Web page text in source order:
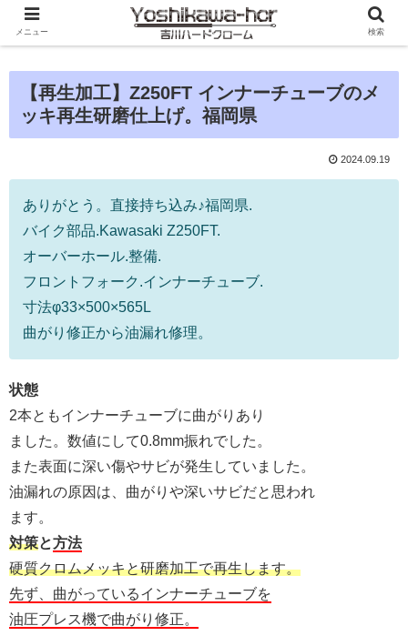
【再生加工】Z250FT インナーチューブのメ
ッキ再生研磨仕上げ。福岡県
2024.09.19
ありがとう。直接持ち込み♪福岡県.
バイク部品.Kawasaki Z250FT.
オーバーホール.整備.
フロントフォーク.インナーチューブ.
寸法φ33×500×565L
曲がり修正から油漏れ修理。
状態
2本ともインナーチューブに曲がりあり
ました。数値にして0.8mm振れでした。
また表面に深い傷やサビが発生していました。
油漏れの原因は、曲がりや深いサビだと思われ
ます。
対策と方法
硬質クロムメッキと研磨加工で再生します。
先ず、曲がっているインナーチューブを
油圧プレス機で曲がり修正。
メニュー 検索